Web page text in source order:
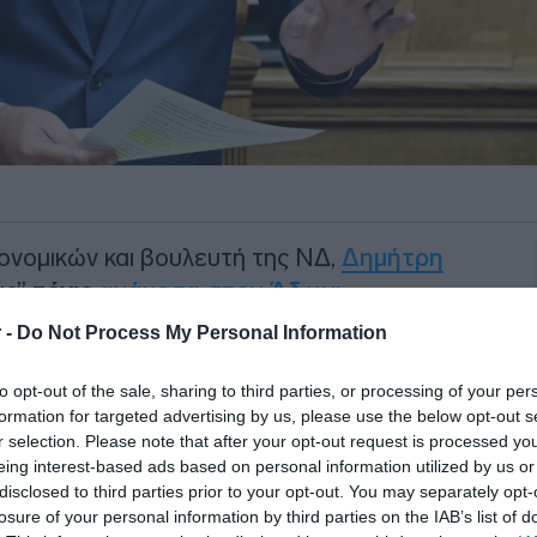
- Do Not Process My Personal Information
opt-out of the sale, sharing to third parties, or processing of your
for targeted advertising by us, please use the below opt-out
selection. Please note that after your opt-out request is processed
interest-based ads based on personal information utilized by us
to third parties prior to your opt-out. You may separately
of your personal information by third parties on the IAB’s list of
και βουλευτή της ΝΔ, Δημήτρη
τένιςανάμεσα στον Άδωνι
.
στο MEGA, είπε: «Ο Άδωνις θα
να ασχοληθεί από το παίζει τένις
τον πρωθυπουργό και έχει
όπως εγώ».